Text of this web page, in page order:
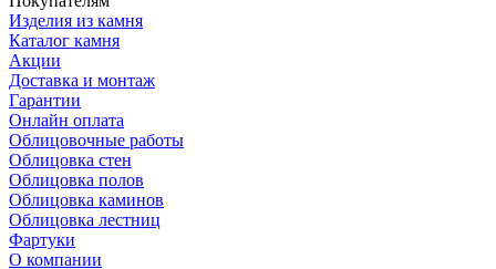
Изделия из камня
Каталог камня
Акции
Доставка и монтаж
Гарантии
Онлайн оплата
Облицовочные работы
Облицовка стен
Облицовка полов
Облицовка каминов
Облицовка лестниц
Фартуки
О компании